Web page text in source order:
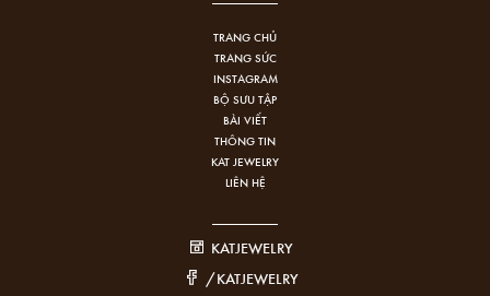
TRANG CHỦ
TRANG SỨC
INSTAGRAM
BỘ SƯU TẬP
BÀI VIẾT
THÔNG TIN
KAT JEWELRY
LIÊN HỆ
KATJEWELRY
/KATJEWELRY